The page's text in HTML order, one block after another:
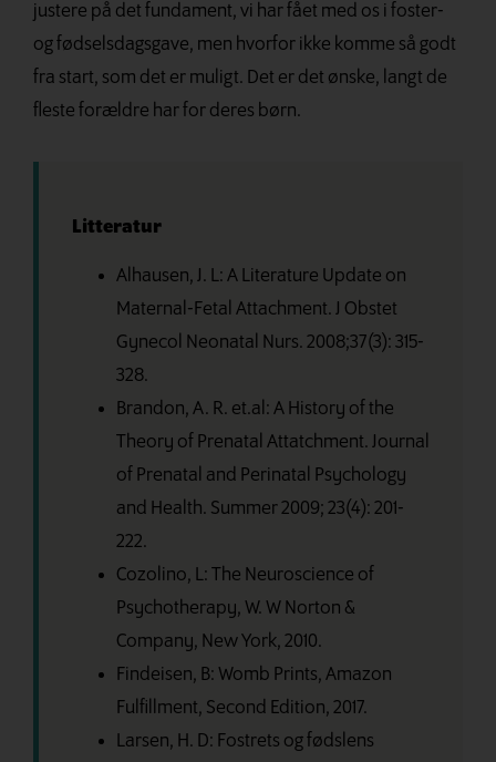
justere på det fundament, vi har fået med os i foster-
og fødselsdagsgave, men hvorfor ikke komme så godt
fra start, som det er muligt. Det er det ønske, langt de
fleste forældre har for deres børn.
Litteratur
Alhausen, J. L: A Literature Update on
Maternal-Fetal Attachment. J Obstet
Gynecol Neonatal Nurs. 2008;37(3): 315-
328.
Brandon, A. R. et.al: A History of the
Theory of Prenatal Attatchment. Journal
of Prenatal and Perinatal Psychology
and Health. Summer 2009; 23(4): 201-
222.
Cozolino, L: The Neuroscience of
Psychotherapy, W. W Norton &
Company, New York, 2010.
Findeisen, B: Womb Prints, Amazon
Fulfillment, Second Edition, 2017.
Larsen, H. D: Fostrets og fødslens